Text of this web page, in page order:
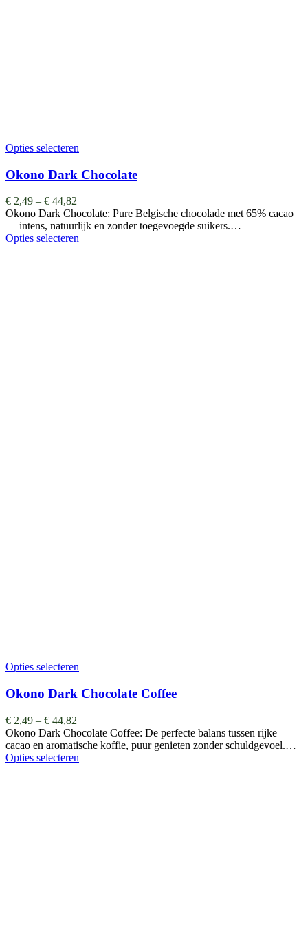
Opties selecteren
Okono Dark Chocolate
€ 2,49 – € 44,82
Okono Dark Chocolate: Pure Belgische chocolade met 65% cacao
— intens, natuurlijk en zonder toegevoegde suikers.…
Opties selecteren
Opties selecteren
Okono Dark Chocolate Coffee
€ 2,49 – € 44,82
Okono Dark Chocolate Coffee: De perfecte balans tussen rijke
cacao en aromatische koffie, puur genieten zonder schuldgevoel.…
Opties selecteren